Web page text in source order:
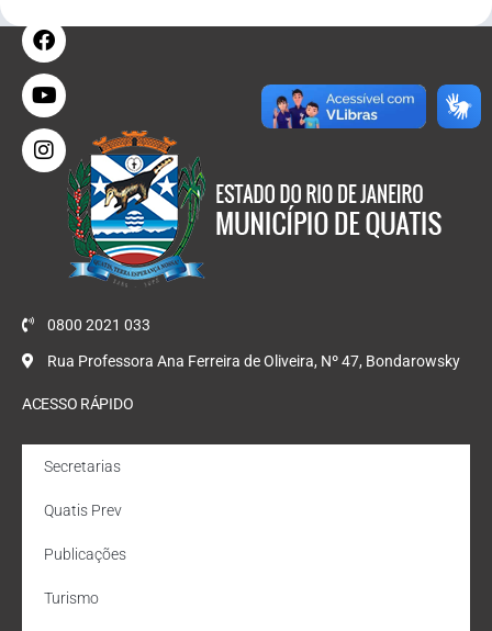
0800 2021 033
Rua Professora Ana Ferreira de Oliveira, Nº 47, Bondarowsky
ACESSO RÁPIDO
Secretarias
Quatis Prev
Publicações
Turismo